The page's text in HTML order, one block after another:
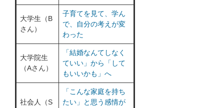
大学生（B
さん）
子育てを見て、学ん
で、自分の考えが変
わった
大学院生
（Aさん）
「結婚なんてしなく
ていい」から「して
もいいかも」へ
社会人（S
「こんな家庭を持ち
たい」と思う感情が